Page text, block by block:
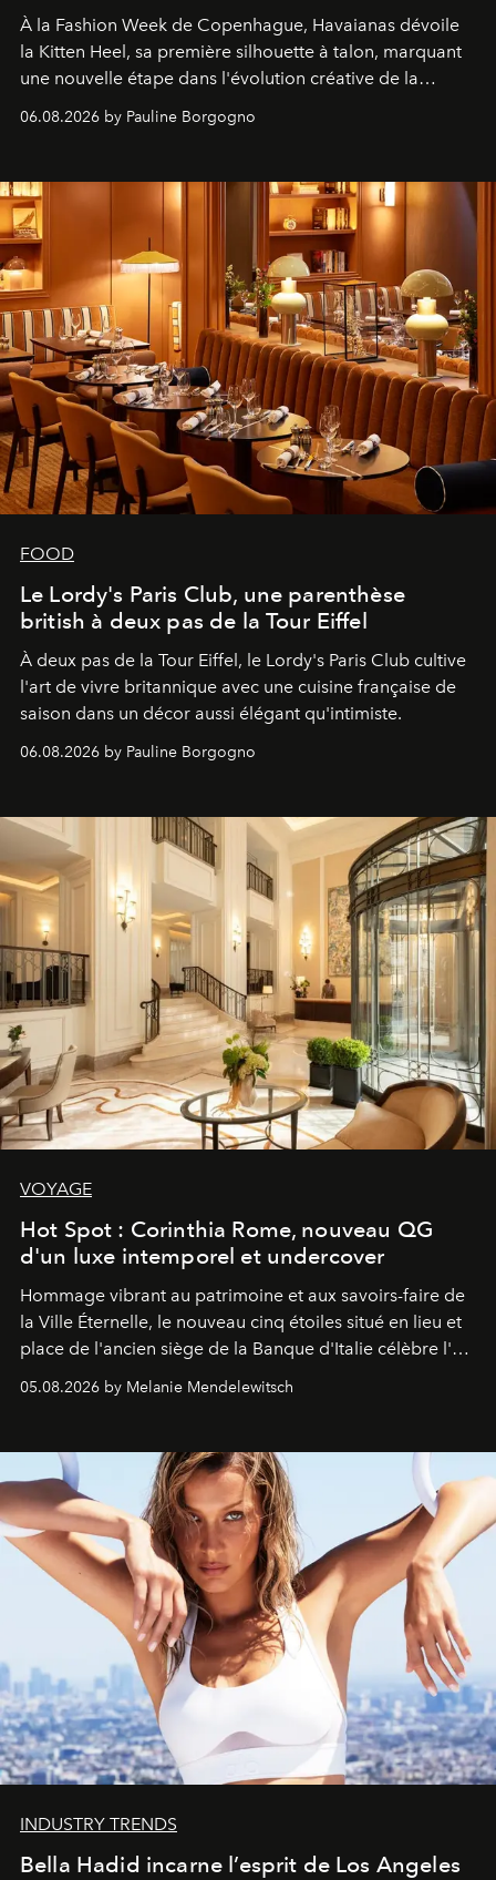
À la Fashion Week de Copenhague, Havaianas dévoile
la Kitten Heel, sa première silhouette à talon, marquant
une nouvelle étape dans l'évolution créative de la
06.08.2026 by Pauline Borgogno
FOOD
Le Lordy's Paris Club, une parenthèse
british à deux pas de la Tour Eiffel
À deux pas de la Tour Eiffel, le Lordy's Paris Club cultive
l'art de vivre britannique avec une cuisine française de
saison dans un décor aussi élégant qu'intimiste.
06.08.2026 by Pauline Borgogno
VOYAGE
Hot Spot : Corinthia Rome, nouveau QG
d'un luxe intemporel et undercover
Hommage vibrant au patrimoine et aux savoirs-faire de
la Ville Éternelle, le nouveau cinq étoiles situé en lieu et
place de l'ancien siège de la Banque d'Italie célèbre l'art
de vivre Romain dans toute son élégance intemporelle.
05.08.2026 by Melanie Mendelewitsch
INDUSTRY TRENDS
Bella Hadid incarne l’esprit de Los Angeles